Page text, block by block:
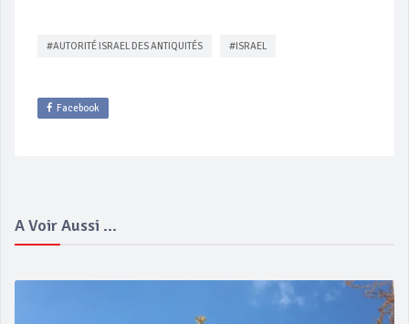
#AUTORITÉ ISRAEL DES ANTIQUITÉS #ISRAEL
Facebook
A Voir Aussi ...